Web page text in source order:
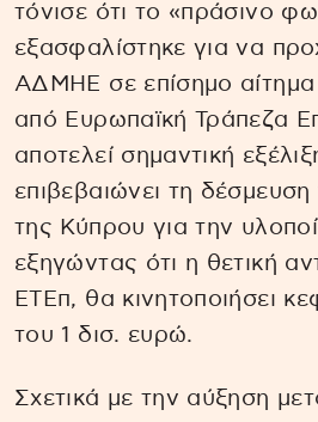
τόνισε ότι το «πράσινο
εξασφαλίστηκε για να
ΑΔΜΗΕ σε επίσημο
από Ευρωπαϊκή Τράπεζα
αποτελεί σημαντική
επιβεβαιώνει τη
της Κύπρου για την
εξηγώντας ότι η θετική
ΕΤΕπ, θα κινητοποιήσει
του 1 δισ. ευρώ.
Σχετικά με την αύξηση